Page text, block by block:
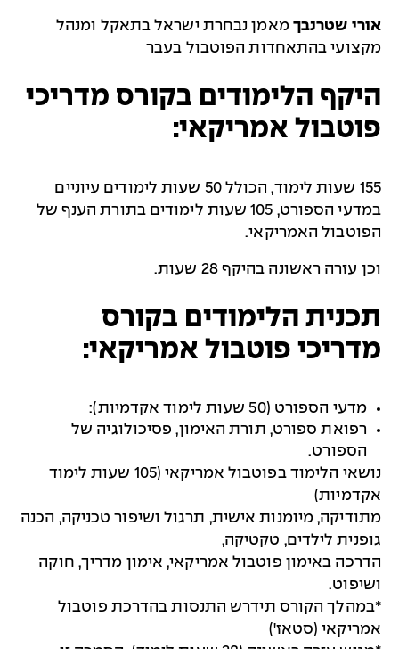
אורי שטרנבך מאמן נבחרת ישראל בתאקל ומנהל
מקצועי בהתאחדות הפוטבול בעבר
היקף הלימודים בקורס מדריכי
פוטבול אמריקאי:
155 שעות לימוד, הכולל 50 שעות לימודים עיוניים
במדעי הספורט, 105 שעות לימודים בתורת הענף של
הפוטבול האמריקאי.
וכן עזרה ראשונה בהיקף 28 שעות.
תכנית הלימודים בקורס
מדריכי פוטבול אמריקאי:
מדעי הספורט (50 שעות לימוד אקדמיות):
רפואת ספורט, תורת האימון, פסיכולוגיה של
הספורט.
נושאי הלימוד בפוטבול אמריקאי (105 שעות לימוד
אקדמיות)
מתודיקה, מיומנות אישית, תרגול ושיפור טכניקה, הכנה
גופנית לילדים, טקטיקה,
הדרכה באימון פוטבול אמריקאי, אימון מדריך, חוקה
ושיפוט.
*במהלך הקורס תידרש התנסות בהדרכת פוטבול
אמריקאי (סטאז')